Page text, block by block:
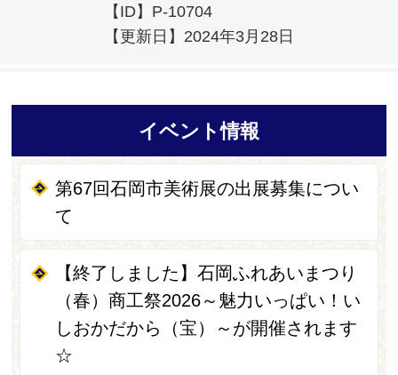
【ID】 P-10704
【更新日】 2024年3月28日
イベント情報
第67回石岡市美術展の出展募集につい
て
【終了しました】石岡ふれあいまつり
（春）商工祭2026～魅力いっぱい！い
しおかだから（宝）～が開催されます
☆